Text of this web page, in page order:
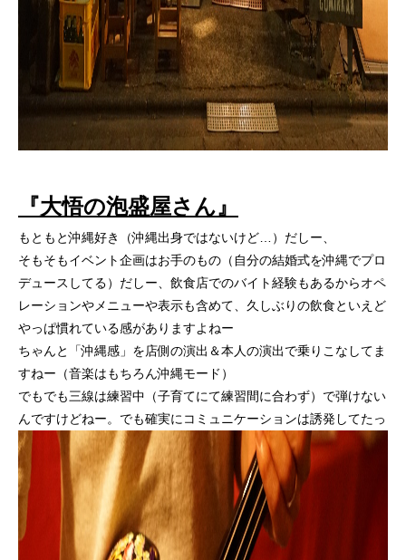
『大悟の泡盛屋さん』
もともと沖縄好き（沖縄出身ではないけど…）だしー、
そもそもイベント企画はお手のもの（自分の結婚式を沖縄でプロ
デュースしてる）だしー、飲食店でのバイト経験もあるからオペ
レーションやメニューや表示も含めて、久しぶりの飲食といえど
やっぱ慣れている感がありますよねー
ちゃんと「沖縄感」を店側の演出＆本人の演出で乗りこなしてま
すねー（音楽はもちろん沖縄モード）
でもでも三線は練習中（子育てにて練習間に合わず）で弾けない
んですけどねー。でも確実にコミュニケーションは誘発してたっ